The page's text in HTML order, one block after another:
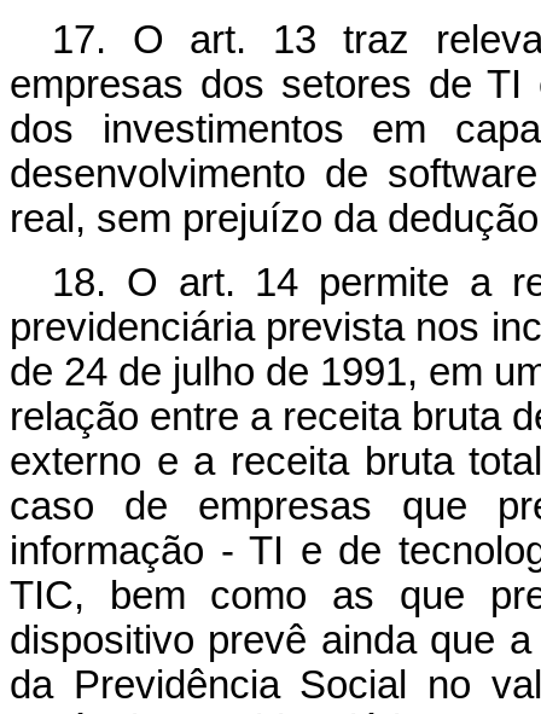
17. O art. 13 traz
empresas dos setores de
dos investimentos em
desenvolvimento de
real, sem prejuízo da
18. O art. 14 permite a
previdenciária prevista nos
de 24 de julho de 1991, em
relação entre a receita bruta
externo e a receita bruta
caso de empresas que
informação - TI e de
TIC, bem como as que
dispositivo prevê ainda que
da Previdência Social no